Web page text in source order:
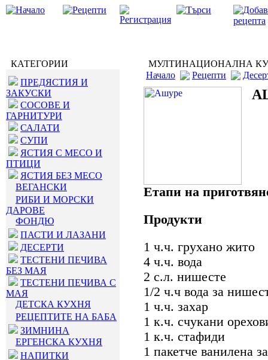
КАТЕГОРИИ
ПРЕДЯСТИЯ И
ЗАКУСКИ
СОСОВЕ И
ГАРНИТУРИ
САЛАТИ
СУПИ
ЯСТИЯ С МЕСО И
ПТИЦИ
ЯСТИЯ БЕЗ МЕСО
ВЕГАНСКИ
РИБИ И МОРСКИ
ДАРОВЕ
ФОНДЮ
ПАСТИ И ЛАЗАНИ
ДЕСЕРТИ
ТЕСТЕНИ ПЕЧИВА
БЕЗ МАЯ
ТЕСТЕНИ ПЕЧИВА С
МАЯ
ДЕТСКА КУХНЯ
РЕЦЕПТИТЕ НА БАБА
ЗИМНИНА
ЕРГЕНСКА КУХНЯ
НАПИТКИ
МУЛТИНАЦИОНАЛНА
Начало
Рецепти
Етапи на
Продукти
1 ч.ч. грухано жито
4 ч.ч. вода
2 с.л. нишесте
1/2 ч.ч вода за
1 ч.ч. захар
1 к.ч. счукани
1 к.ч. стафиди
1 пакетче ванилена